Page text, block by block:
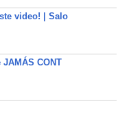
video! | Salo
CONT